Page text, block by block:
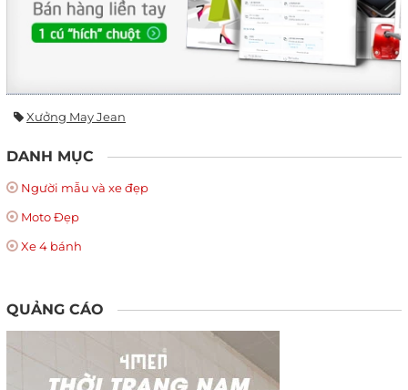
Xưởng May Jean
DANH MỤC
Người mẫu và xe đẹp
Moto Đẹp
Xe 4 bánh
QUẢNG CÁO